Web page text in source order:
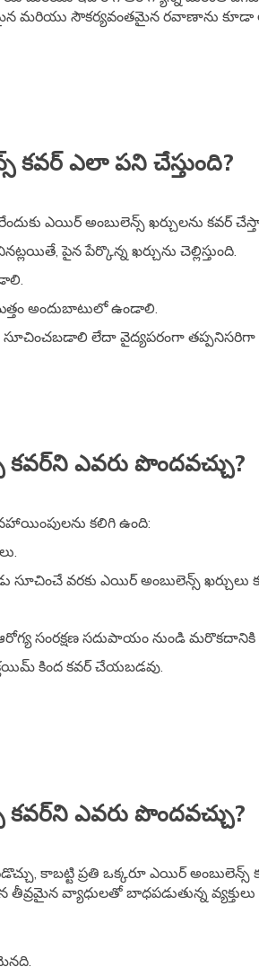
మరియు సౌకర్యవంతమైన రవాణాను కూడా
కవర్ ఎలా పని చేస్తుంది?
ఎయిర్ అంబులెన్స్ ఖర్చులను కవర్
పైన పేర్కొన్న ఖర్చును చెల్లిస్తుంది.
అందుబాటులో ఉండాలి.
సూచించబడాలి లేదా వైద్యపరంగా
ఎవరు పొందవచ్చు?
కలిగి ఉంది:
వరకు ఎయిర్ అంబులెన్స్ ఖర్చులు
సంరక్షణ సదుపాయం నుండి
కింద కవర్ చేయబడవు.
ఎవరు పొందవచ్చు?
కాబట్టి ప్రతి ఒక్కరూ ఎయిర్ అంబులెన్స్
తీవ్రమైన వ్యాధులతో బాధపడుతున్న